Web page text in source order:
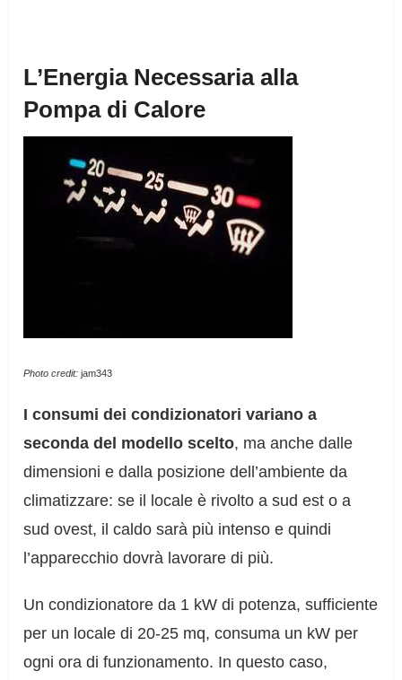
L’Energia Necessaria alla
Pompa di Calore
Photo credit: jam343
I consumi dei condizionatori variano a
seconda del modello scelto, ma anche dalle
dimensioni e dalla posizione dell’ambiente da
climatizzare: se il locale è rivolto a sud est o a
sud ovest, il caldo sarà più intenso e quindi
l’apparecchio dovrà lavorare di più.
Un condizionatore da 1 kW di potenza, sufficiente
per un locale di 20-25 mq, consuma un kW per
ogni ora di funzionamento. In questo caso,